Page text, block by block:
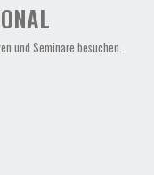
und Seminare besuchen.